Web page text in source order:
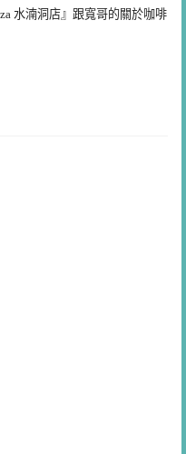
水湳洞店』跟寬哥的關於咖啡